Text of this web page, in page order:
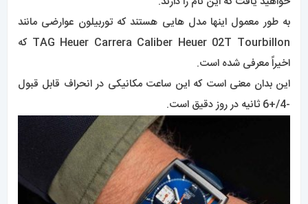
به طور معمول اینها مدل هایی هستند که توربیلون عوارضی مانند
TAG Heuer Carrera Caliber Heuer 02T Tourbillon که
اخیراً معرفی شده است.
این بدان معنی است که این ساعت مکانیکی در انحراف قابل قبول
-4/+6 ثانیه در روز دقیق است.